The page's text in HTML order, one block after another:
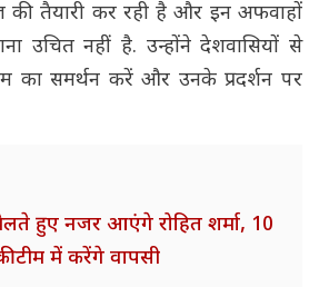
की तैयारी कर रही है और इन अफवाहों
उचित नहीं है. उन्होंने देशवासियों से
का समर्थन करें और उनके प्रदर्शन पर
हुए नजर आएंगे रोहित शर्मा, 10
टीम में करेंगे वापसी